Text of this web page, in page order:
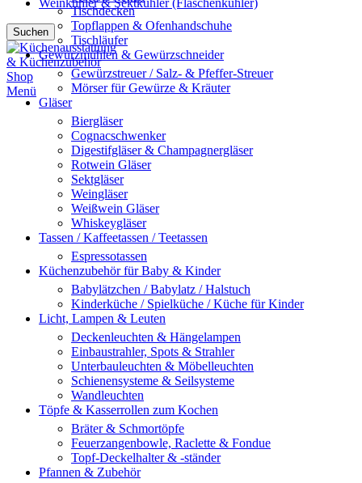
Weinkühler & Sektkühler (Flaschenkühler)
Suchen
Menü
Tischdecken
Topflappen & Ofenhandschuhe
Tischläufer
Gewürzmühlen & Gewürzschneider
Gewürzstreuer / Salz- & Pfeffer-Streuer
Mörser für Gewürze & Kräuter
Gläser
Biergläser
Cognacschwenker
Digestifgläser & Champagnergläser
Rotwein Gläser
Sektgläser
Weingläser
Weißwein Gläser
Whiskeygläser
Tassen / Kaffeetassen / Teetassen
Espressotassen
Küchenzubehör für Baby & Kinder
Babylätzchen / Babylatz / Halstuch
Kinderküche / Spielküche / Küche für Kinder
Licht, Lampen & Leuten
Deckenleuchten & Hängelampen
Einbaustrahler, Spots & Strahler
Unterbauleuchten & Möbelleuchten
Schienensysteme & Seilsysteme
Wandleuchten
Töpfe & Kasserrollen zum Kochen
Bräter & Schmortöpfe
Feuerzangenbowle, Raclette & Fondue
Topf-Deckelhalter & -ständer
Pfannen & Zubehör